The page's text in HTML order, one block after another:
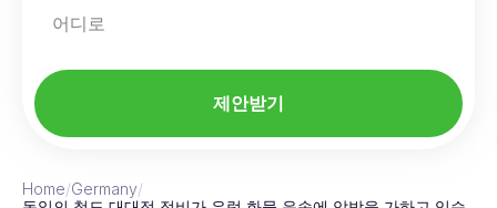
어디로
제안받기
Home/Germany/